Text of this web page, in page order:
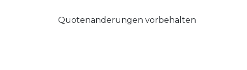
Quotenänderungen vorbehalten